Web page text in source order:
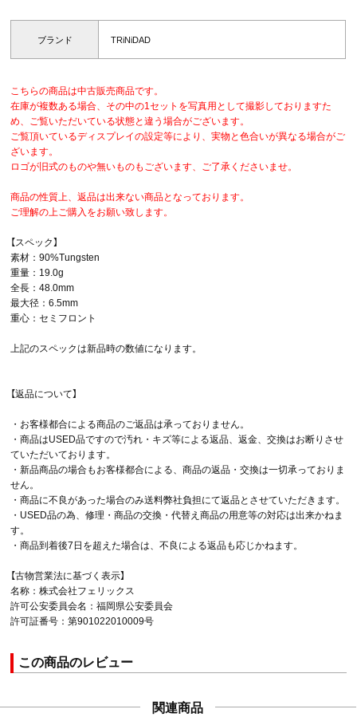
ブランド TRiNiDAD
こちらの商品は中古販売商品です。
在庫が複数ある場合、その中の1セットを写真用として撮影しておりますた
め、ご覧いただいている状態と違う場合がございます。
ご覧頂いているディスプレイの設定等により、実物と色合いが異なる場合がご
ざいます。
ロゴが旧式のものや無いものもございます、ご了承くださいませ。
商品の性質上、返品は出来ない商品となっております。
ご理解の上ご購入をお願い致します。
【スペック】
素材：90%Tungsten
重量：19.0g
全長：48.0mm
最大径：6.5mm
重心：セミフロント
上記のスペックは新品時の数値になります。
【返品について】
・お客様都合による商品のご返品は承っておりません。
・商品はUSED品ですので汚れ・キズ等による返品、返金、交換はお断りさせ
ていただいております。
・新品商品の場合もお客様都合による、商品の返品・交換は一切承っておりま
せん。
・商品に不良があった場合のみ送料弊社負担にて返品とさせていただきます。
・USED品の為、修理・商品の交換・代替え商品の用意等の対応は出来かねま
す。
・商品到着後7日を超えた場合は、不良による返品も応じかねます。
【古物営業法に基づく表示】
名称：株式会社フェリックス
許可公安委員会名：福岡県公安委員会
許可証番号：第901022010009号
この商品のレビュー
関連商品